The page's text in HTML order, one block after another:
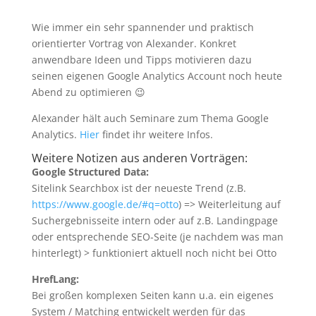
Wie immer ein sehr spannender und praktisch
orientierter Vortrag von Alexander. Konkret
anwendbare Ideen und Tipps motivieren dazu
seinen eigenen Google Analytics Account noch heute
Abend zu optimieren 😉
Alexander hält auch Seminare zum Thema Google
Analytics. Hierfindet ihr weitere Infos.
Weitere Notizen aus anderen Vorträgen:
Google Structured Data:
Sitelink Searchbox ist der neueste Trend (z.B.
https://www.google.de/#q=otto) => Weiterleitung auf
Suchergebnisseite intern oder auf z.B. Landingpage
oder entsprechende SEO-Seite (je nachdem was man
hinterlegt) > funktioniert aktuell noch nicht bei Otto
HrefLang:
Bei großen komplexen Seiten kann u.a. ein eigenes
System / Matching entwickelt werden für das